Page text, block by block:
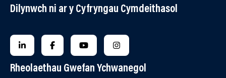
Dilynwch ni ar y Cyfryngau Cymdeithasol
FOLLOW US ON LINKEDIN
FOLLOW US ON FACEBOOK
FOLLOW US ON YOUTUBE
FOLLOW US ON
Rheolaethau Gwefan Ychwanegol